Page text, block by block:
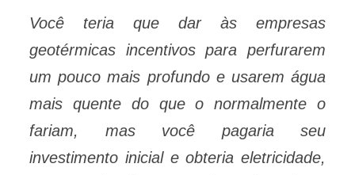
Você teria que dar às empresas
geotérmicas incentivos para perfurarem
um pouco mais profundo e usarem água
mais quente do que o normalmente o
fariam, mas você pagaria seu
investimento inicial e obteria eletricidade,